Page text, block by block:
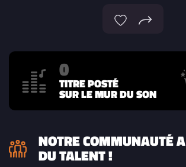
0
TITRE POSTÉ
SUR LE MUR DU SON
NOTRE COMMUNAUTÉ A
DU TALENT !